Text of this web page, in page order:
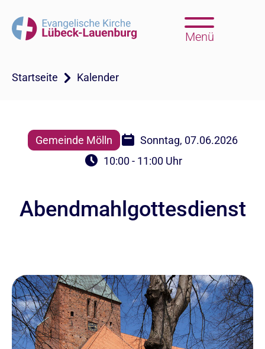
Menü
Startseite Kalender
Gemeinde Mölln
Sonntag, 07.06.2026
10:00 - 11:00 Uhr
Abendmahlgottesdienst